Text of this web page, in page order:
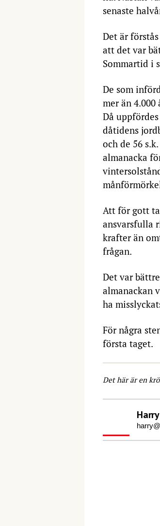
senaste
Det är
att det var
Sommartid i
De som
mer än
Då
dåtidens
och de 56
almanacka
Att för gott
ansvarsfulla
krafter än
frågan.
Det var
almanackan
ha
För några
första taget.
Det här är en